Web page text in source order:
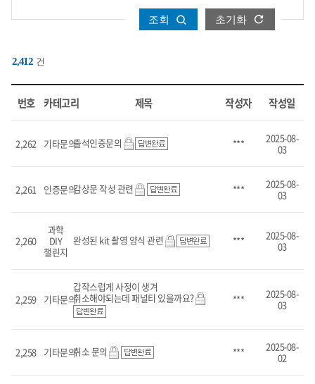
조회 초기화
2,412 건
번호,
카테고리,
제목,
작성자,
항목으로
표입니다.
번호 카테고리 제목 작성자 작성일
2,262 기타문의출석인증문의 ***
2025-08-
03
2,261 인증문의감상문 작성 관련 ***
2025-08-
03
2,260
과학
DIY
챌린지
완성된 kit 촬영 양식 관련 ***
2025-08-
03
2,259 기타문의
갑작스럽게 사정이 생겨
취소해야되는데 패널티 있을까요?
***
2025-08-
03
2,258 기타문의취소 문의 ***
2025-08-
02